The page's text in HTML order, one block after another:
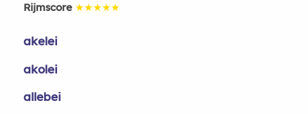
Rijmscore ★★★★★
akelei
akolei
allebei